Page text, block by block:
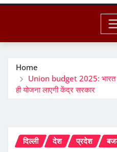
Home
Union budget 2025: भारत
ही योजना लाएगी केंद्र सरकार
दिल्ली देश प्रदेश